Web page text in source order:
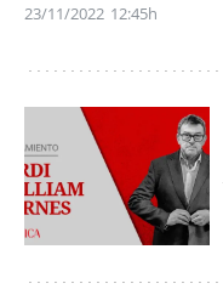
23/11/2022 12:45h